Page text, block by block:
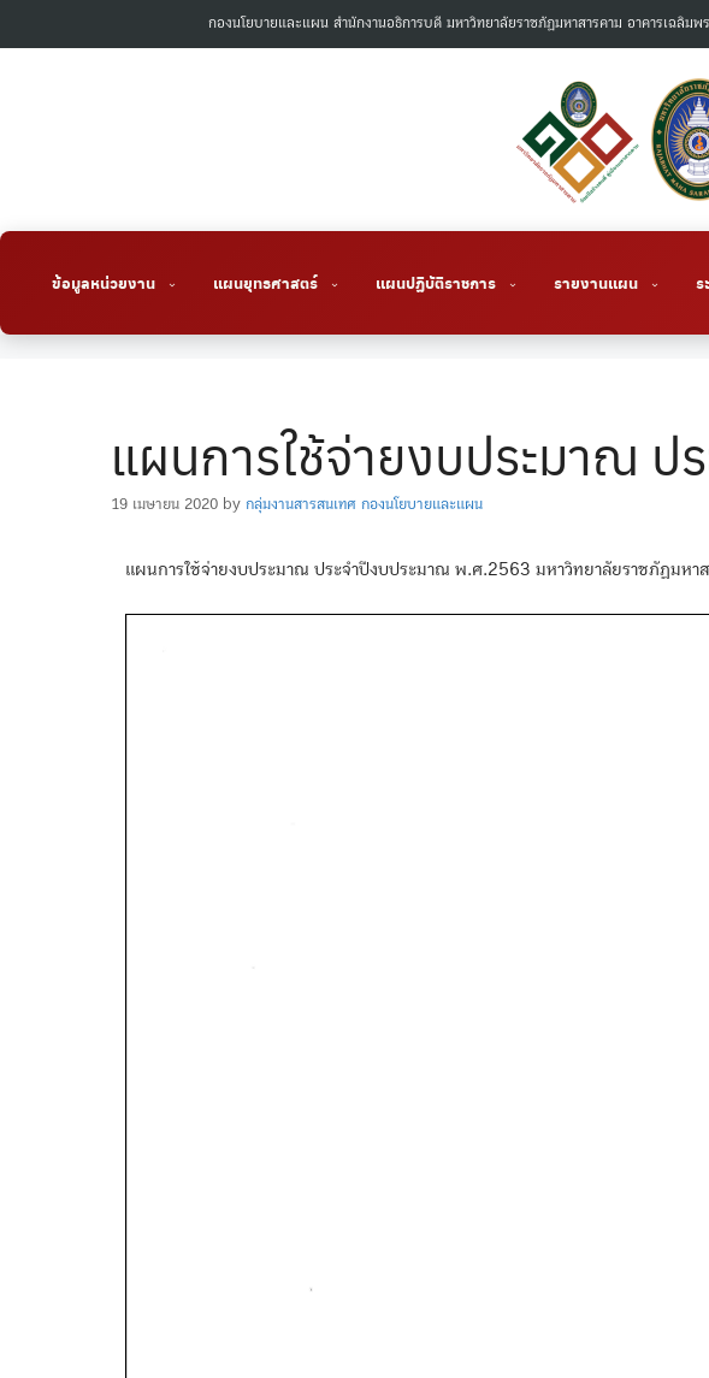
กองนโยบายและแผน สำนักงานอธิการบดี มหาวิทยาลัยราชภัฏมหาสารคาม อาคารเฉ
ข้อมูลหน่วยงาน แผนยุทธศาสตร์ แผนปฏิบัติราชการ รายงานแผน ร
แผนการใช้จ่ายงบประมาณ
19 เมษายน 2020 by กลุ่มงานสารสนเทศ กองนโยบายและแผน
แผนการใช้จ่ายงบประมาณ ประจำปีงบประมาณ พ.ศ.2563 มหาวิทยาลัยราชภัฏมหาส